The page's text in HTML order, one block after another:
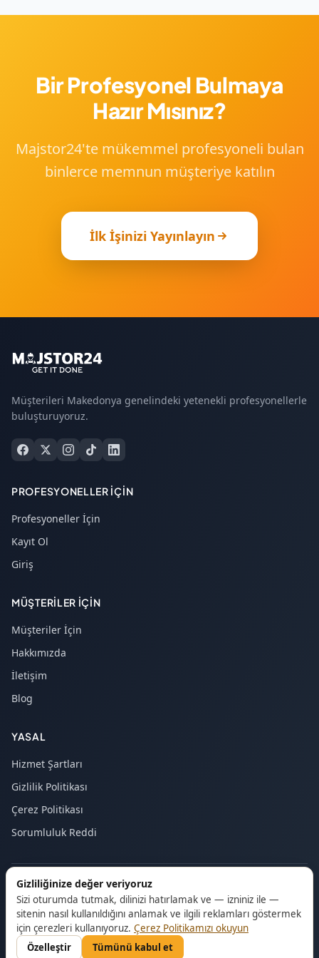
Bir Profesyonel Bulmaya
Hazır Mısınız?
Majstor24'te mükemmel profesyoneli bulan
binlerce memnun müşteriye katılın
İlk İşinizi Yayınlayın
Müşterileri Makedonya genelindeki yetenekli profesyonellerle
buluşturuyoruz.
PROFESYONELLER İÇIN
Profesyoneller İçin
Kayıt Ol
Giriş
MÜŞTERILER İÇIN
Müşteriler İçin
Hakkımızda
İletişim
Blog
YASAL
Hizmet Şartları
Gizlilik Politikası
Çerez Politikası
Sorumluluk Reddi
© 2026 Majstor24. Tüm hakları saklıdır.
Gizliliğinize değer veriyoruz
Sizi oturumda tutmak, dilinizi hatırlamak ve — izniniz ile —
sitenin nasıl kullanıldığını anlamak ve ilgili reklamları göstermek
için çerezleri kullanıyoruz. Çerez Politikamızı okuyun
Özelleştir
Tümünü kabul et